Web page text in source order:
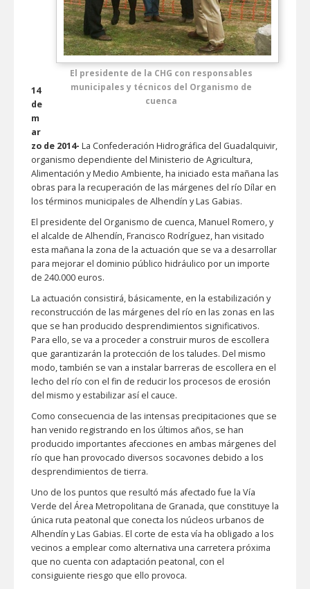
El presidente de la CHG con responsables
municipales y técnicos del Organismo de
cuenca
14
de
m
ar
zo de 2014- La Confederación Hidrográfica del Guadalquivir,
organismo dependiente del Ministerio de Agricultura,
Alimentación y Medio Ambiente, ha iniciado esta mañana las
obras para la recuperación de las márgenes del río Dílar en
los términos municipales de Alhendín y Las Gabias.
El presidente del Organismo de cuenca, Manuel Romero, y
el alcalde de Alhendín, Francisco Rodríguez, han visitado
esta mañana la zona de la actuación que se va a desarrollar
para mejorar el dominio público hidráulico por un importe
de 240.000 euros.
La actuación consistirá, básicamente, en la estabilización y
reconstrucción de las márgenes del río en las zonas en las
que se han producido desprendimientos significativos.
Para ello, se va a proceder a construir muros de escollera
que garantizarán la protección de los taludes. Del mismo
modo, también se van a instalar barreras de escollera en el
lecho del río con el fin de reducir los procesos de erosión
del mismo y estabilizar así el cauce.
Como consecuencia de las intensas precipitaciones que se
han venido registrando en los últimos años, se han
producido importantes afecciones en ambas márgenes del
río que han provocado diversos socavones debido a los
desprendimientos de tierra.
Uno de los puntos que resultó más afectado fue la Vía
Verde del Área Metropolitana de Granada, que constituye la
única ruta peatonal que conecta los núcleos urbanos de
Alhendín y Las Gabias. El corte de esta vía ha obligado a los
vecinos a emplear como alternativa una carretera próxima
que no cuenta con adaptación peatonal, con el
consiguiente riesgo que ello provoca.